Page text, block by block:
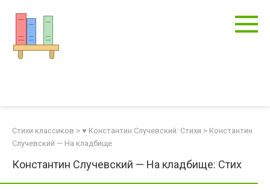
контенту
Стихи классиков > ♥ Константин Случевский: Стихи > Константин
Случевский — На кладбище
Константин Случевский — На кладбище: Стих